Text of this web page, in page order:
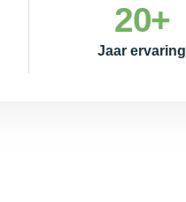
Jaar ervaring
20+